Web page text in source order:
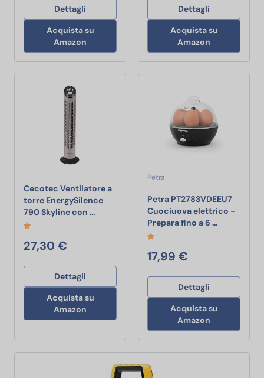
Dettagli
Acquista su
Amazon
Dettagli
Acquista su
Amazon
Cecotec Ventilatore a
torre EnergySilence
790 Skyline con … Cecotec Ventilatore a torre
27,30 €
Dettagli
Acquista su
Amazon
Petra
Petra PT2783VDEEU7
Cuociuova elettrico -
Prepara fino a 6 …
17,99 €
Dettagli
Acquista su
Amazon